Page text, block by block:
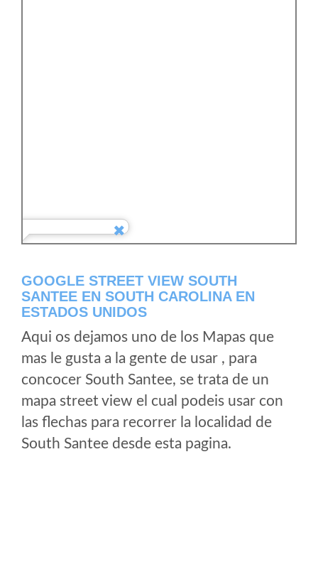
GOOGLE STREET VIEW SOUTH
SANTEE EN SOUTH CAROLINA EN
ESTADOS UNIDOS
Aqui os dejamos uno de los Mapas que
mas le gusta a la gente de usar , para
concocer South Santee, se trata de un
mapa street view el cual podeis usar con
las flechas para recorrer la localidad de
South Santee desde esta pagina.